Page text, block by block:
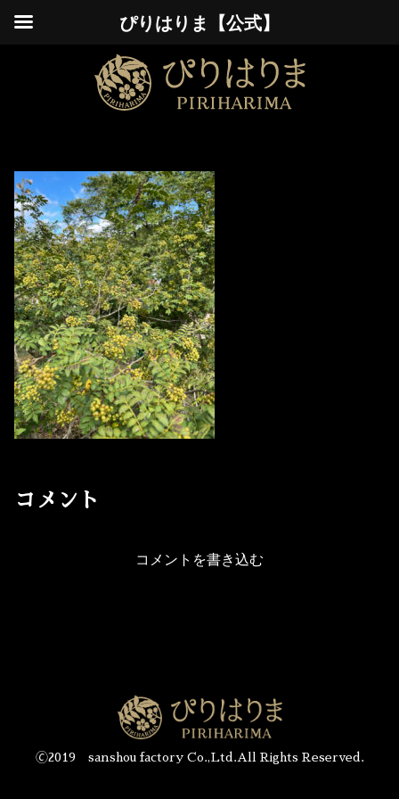
コメント
コメントを書き込む
🄫2019 sanshou factory Co.,Ltd.All Rights Reserved.
ぴりはりま【公式】